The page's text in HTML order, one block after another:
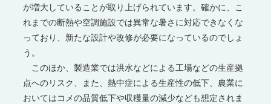
が増大していることが取り上げられています。確かに、こ
れまでの断熱や空調施設では異常な暑さに対応できなくな
っており、新たな設計や改修が必要になっているのでしょ
う。
このほか、製造業では洪水などによる工場などの生産拠
点へのリスク、また、熱中症による生産性の低下、農業に
おいてはコメの品質低下や収穫量の減少なども想定されま